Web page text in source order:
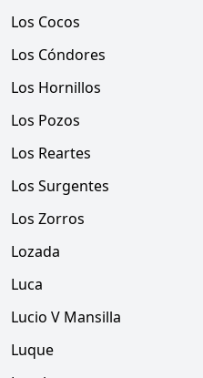
Los Cocos
Los Cóndores
Los Hornillos
Los Pozos
Los Reartes
Los Surgentes
Los Zorros
Lozada
Luca
Lucio V Mansilla
Luque